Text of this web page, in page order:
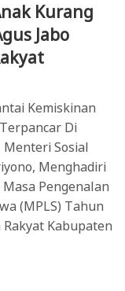
Kurang
Jabo
Kemiskinan
Di
Menteri Sosial
Menghadiri
Pengenalan
(MPLS) Tahun
Kabupaten